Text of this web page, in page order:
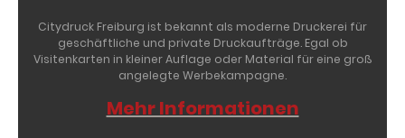
Citydruck Freiburg ist bekannt als moderne Druckerei für
geschäftliche und private Druckaufträge. Egal ob
Visitenkarten in kleiner Auflage oder Material für eine groß
angelegte Werbekampagne.
Mehr Informationen